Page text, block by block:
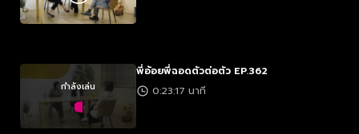
กำลังเล่น
พี่อ้อยพี่ฉอดตัวต่อตัว EP.362
0:23:17 นาที